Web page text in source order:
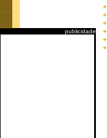
publicidade